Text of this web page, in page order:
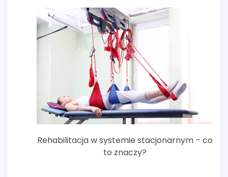
Rehabilitacja w systemie stacjonarnym – co
to znaczy?